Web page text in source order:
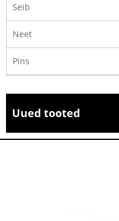
Seib
Neet
Pins
Uued tooted